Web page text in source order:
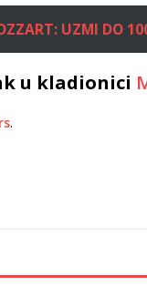
UZMI DO
u kladionici
.